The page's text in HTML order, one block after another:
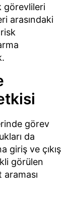
görevlileri
arasındaki
görev
da
giriş ve çıkış
görülen